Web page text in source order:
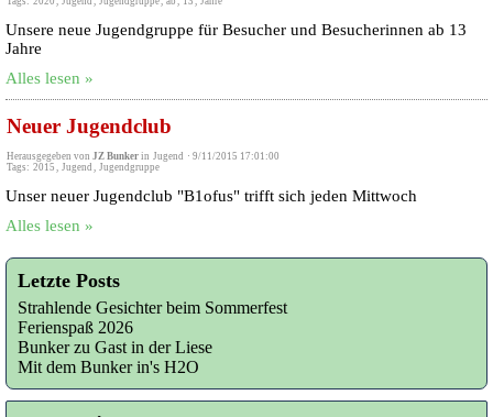
Unsere neue Jugendgruppe für Besucher und Besucherinnen ab 13
Jahre
Alles lesen »
Neuer Jugendclub
Herausgegeben von JZ Bunker in Jugend · 9/11/2015 17:01:00
Tags: 2015 , Jugend , Jugendgruppe
Unser neuer Jugendclub "B1ofus" trifft sich jeden Mittwoch
Alles lesen »
Letzte Posts
Strahlende Gesichter beim Sommerfest
Ferienspaß 2026
Bunker zu Gast in der Liese
Mit dem Bunker in's H2O